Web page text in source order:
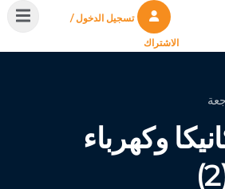
تسجيل الدخول /
الاشتراك
وكهرباء